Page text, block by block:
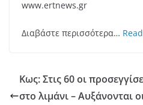
www.ertnews.gr
Διαβάστε περισσότερα…
Κως: Στις 60 οι
στο λιμάνι – Αυξάνονται